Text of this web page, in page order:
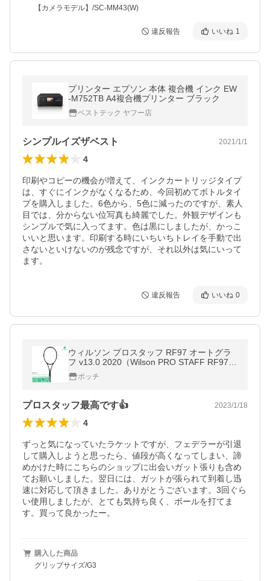
【カメラモデル】/SC-MM43(W)
違反報告 いいね 1
プリンター エプソン 本体 複合機 インク EW
-M752TB A4複合機プリンター ブラック
ベストテック ヤフー店
シンプルイズザベスト 2021/1/1
4
印刷やコピーの機会が増えて、インクカートリッジタイプ
は、すぐにインクがなくなるため、今回初めてボトルタイ
プを購入しました。6色から、5色に減ったのですが、素人
目では、分からない位写真も綺麗でした。外観デザインも
シンプルで気に入ってます。色は黒にしましたが、かっこ
いいと思います。印刷する時にいちいちトレイを手動で出
さないといけないのが残念ですが、それ以外は気にいって
ます。
違反報告 いいね 0
ウィルソン プロスタッフ RF97 オートグラ
フ v13.0 2020（Wilson PRO STAFF RF97 A
UTOGRAPH v13.0）340g WR043711U 硬式
テニスラケット
ポッチ
プロスタッフ最高です👍 2023/1/18
4
ずっと気になっていたラケットですが、フェデラーが引退
して購入しようと思ったら、値段が高くなってしまい、諦
めかけた時にこちらのショップに出会いガット張りも含め
てお願いしました。翌日には、ガットが張られて到着し迅
速に対応して頂きました。ありがとうございます。3回ぐら
い使用しましたが、とても気持ち良く、ボールを打てま
す。買って良かったー。
購入した商品
グリップサイズ/G3